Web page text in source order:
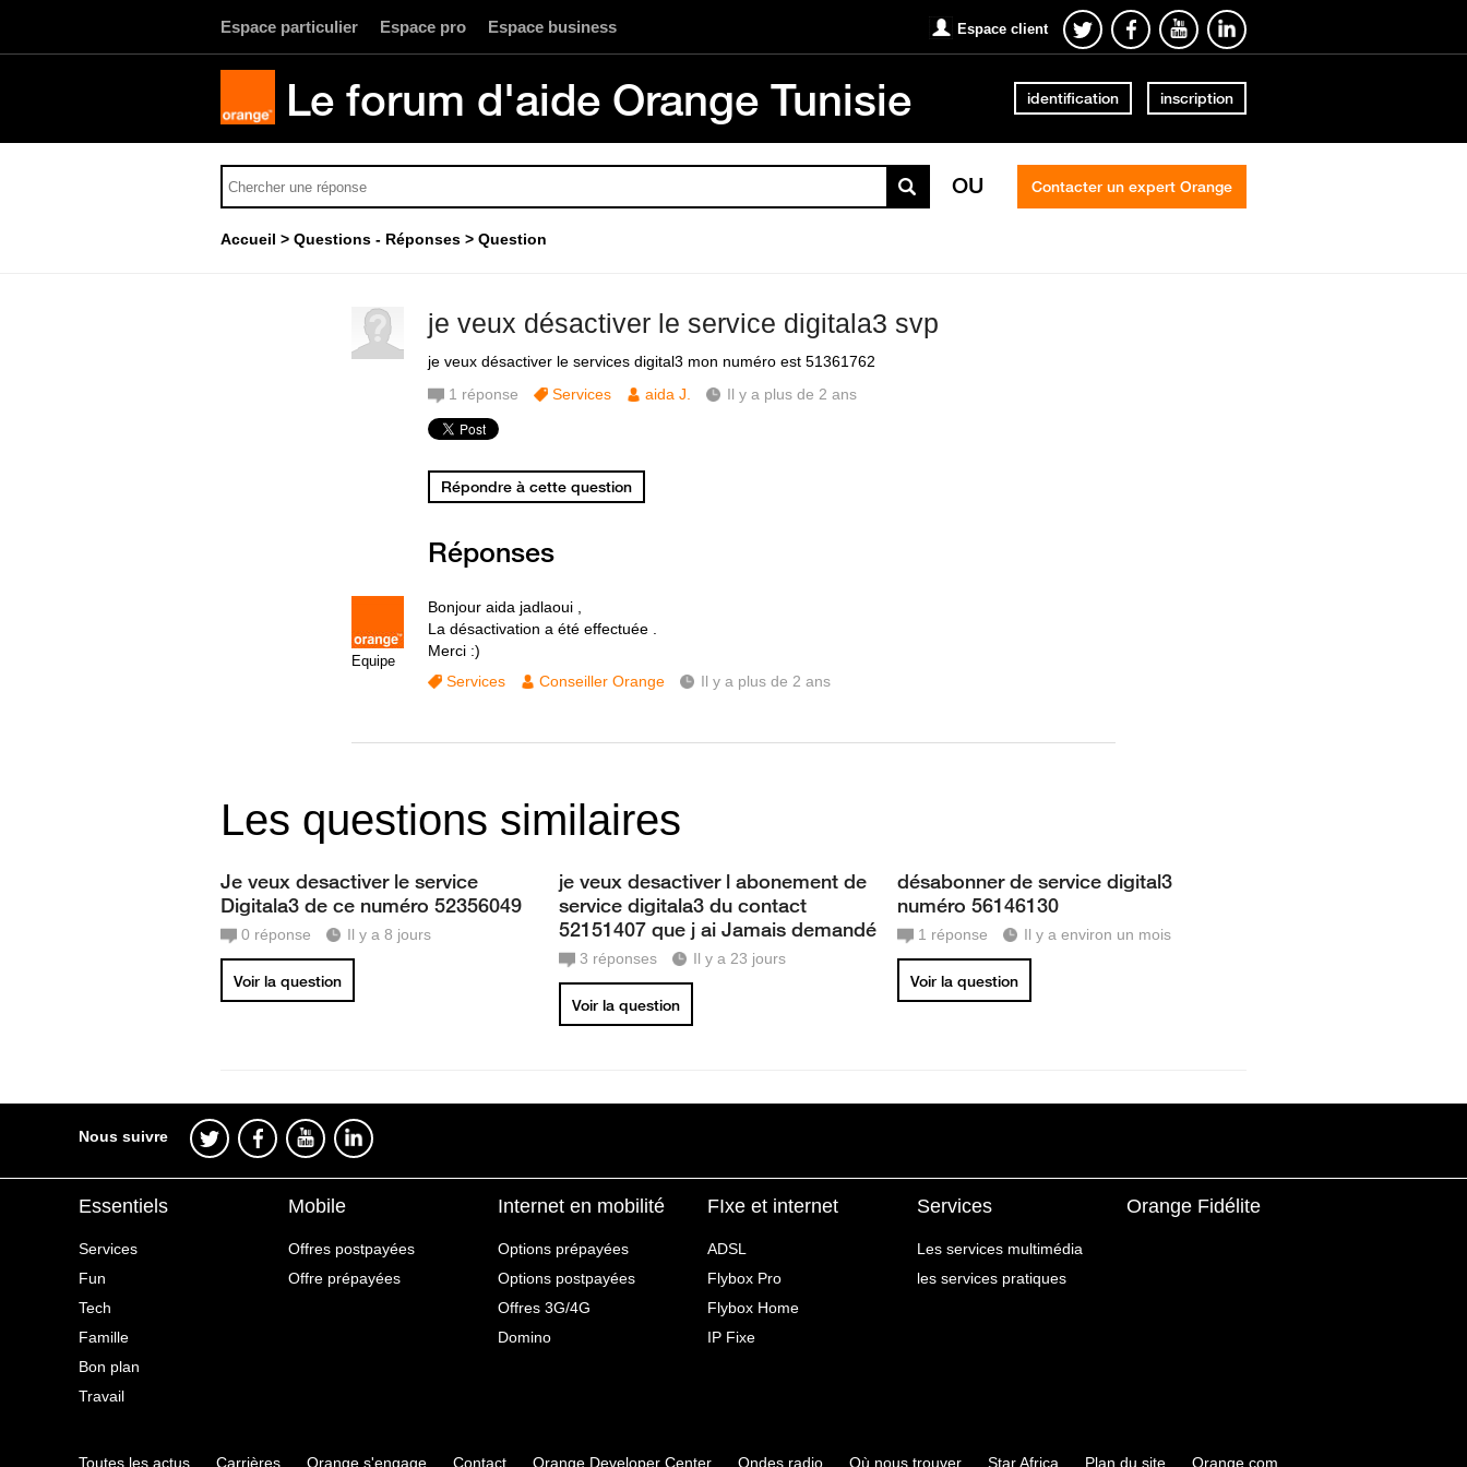
Espace particulier Espace pro Espace business Espace client
Le forum d'aide Orange Tunisie identification inscription
OU Contacter un expert Orange
Accueil Questions - Réponses Question
je veux désactiver le service digitala3 svp
je veux désactiver le services digital3 mon numéro est 51361762
1 réponse Services aida J. Il y a plus de 2 ans
Répondre à cette question
Réponses
Equipe
Bonjour aida jadlaoui ,
La désactivation a été effectuée .
Merci :)
Services
Conseiller Orange Il y a plus de 2 ans
Les questions similaires
Je veux desactiver le service
Digitala3 de ce numéro 52356049
0 réponse Il y a 8 jours
Voir la question
je veux desactiver l abonement de
service digitala3 du contact
52151407 que j ai Jamais demandé
3 réponses Il y a 23 jours
Voir la question
désabonner de service digital3
numéro 56146130
1 réponse Il y a environ un mois
Voir la question
Nous suivre
Essentiels
Services
Fun
Tech
Famille
Bon plan
Travail
Mobile
Offres postpayées
Offre prépayées
Internet en mobilité
Options prépayées
Options postpayées
Offres 3G/4G
Domino
FIxe et internet
ADSL
Flybox Pro
Flybox Home
IP Fixe
Services
Les services multimédia
les services pratiques
Orange Fidélite
Toutes les actus Carrières Orange s'engage Contact Orange Developer Center Ondes radio Où nous trouver Star Africa Plan du site Orange.com